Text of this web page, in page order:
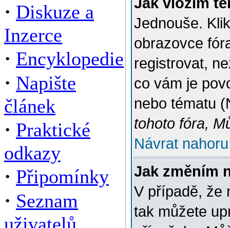
· Diskuze a
Inzerce
· Encyklopedie
· Napište
článek
· Praktické
odkazy
· Připomínky
· Seznam
Jednouše.
obrazovce
registrovat,
co vám je
nebo tématu
tohoto fóra,
Návrat nahoru
Jak změním
V případě, že
tak můžete